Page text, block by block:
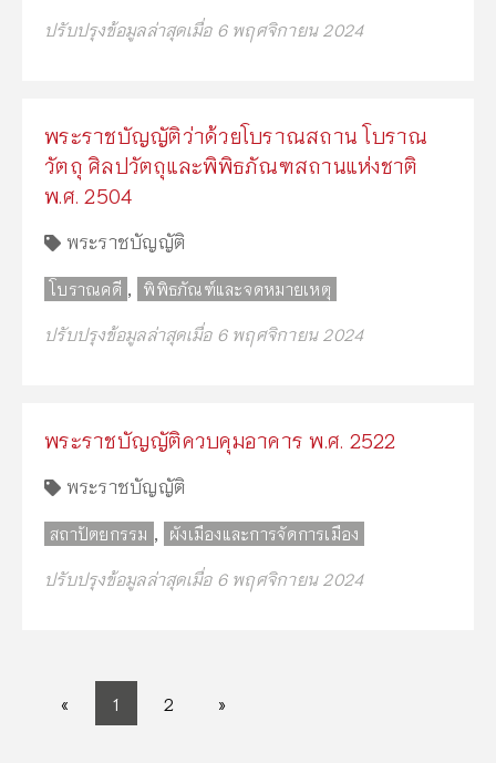
ปรับปรุงข้อมูลล่าสุดเมื่อ 6 พฤศจิกายน 2024
พระราชบัญญัติว่าด้วยโบราณสถาน โบราณ
วัตถุ ศิลปวัตถุและพิพิธภัณฑสถานแห่งชาติ
พ.ศ. 2504
พระราชบัญญัติ
โบราณคดี , พิพิธภัณฑ์และจดหมายเหตุ
ปรับปรุงข้อมูลล่าสุดเมื่อ 6 พฤศจิกายน 2024
พระราชบัญญัติควบคุมอาคาร พ.ศ. 2522
พระราชบัญญัติ
สถาปัตยกรรม , ผังเมืองและการจัดการเมือง
ปรับปรุงข้อมูลล่าสุดเมื่อ 6 พฤศจิกายน 2024
« 1 2 »